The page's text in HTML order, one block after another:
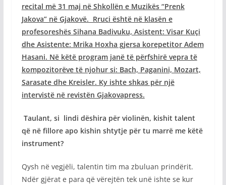
recital më 31 maj në Shkollën e Muzikës “Prenk
Jakova” në Gjakovë. Rruci është në klasën e
profesoreshës Sihana Badivuku, Asistent: Visar Kuçi
dhe Asistente: Mrika Hoxha gjersa korepetitor Adem
Hasani. Në këtë program janë të përfshirë vepra të
kompozitorëve të njohur si: Bach, Paganini, Mozart,
Sarasate dhe Kreisler. Ky ishte shkas për një
intervistë në revistën Gjakovapress.
Taulant, si lindi dëshira për violinën, kishit talent
që në fillore apo kishin shtytje për tu marrë me këtë
instrument?
Qysh në vegjëli, talentin tim ma zbuluan prindërit.
Ndër gjërat e para që vërejtën tek unë ishte se kur